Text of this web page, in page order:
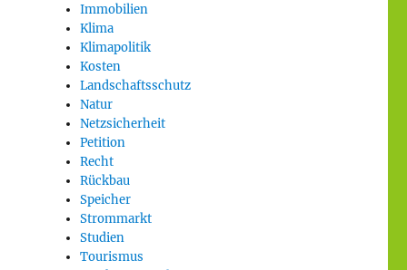
Immobilien
Klima
Klimapolitik
Kosten
Landschaftsschutz
Natur
Netzsicherheit
Petition
Recht
Rückbau
Speicher
Strommarkt
Studien
Tourismus